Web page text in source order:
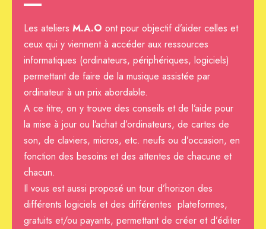
Les ateliers M.A.O ont pour objectif d’aider celles et
ceux qui y viennent à accéder aux ressources
informatiques (ordinateurs, périphériques, logiciels)
permettant de faire de la musique assistée par
ordinateur à un prix abordable.
A ce titre, on y trouve des conseils et de l’aide pour
la mise à jour ou l’achat d’ordinateurs, de cartes de
son, de claviers, micros, etc. neufs ou d’occasion, en
fonction des besoins et des attentes de chacune et
chacun.
Il vous est aussi proposé un tour d’horizon des
différents logiciels et des différentes plateformes,
gratuits et/ou payants, permettant de créer et d’éditer